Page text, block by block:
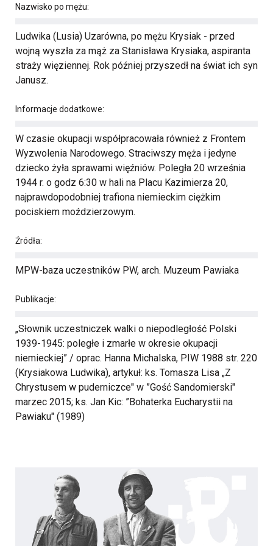
Nazwisko po mężu:
Ludwika (Lusia) Uzarówna, po mężu Krysiak - przed
wojną wyszła za mąż za Stanisława Krysiaka, aspiranta
straży więziennej. Rok później przyszedł na świat ich syn
Janusz.
Informacje dodatkowe:
W czasie okupacji współpracowała również z Frontem
Wyzwolenia Narodowego. Straciwszy męża i jedyne
dziecko żyła sprawami więźniów. Poległa 20 września
1944 r. o godz 6:30 w hali na Placu Kazimierza 20,
najprawdopodobniej trafiona niemieckim ciężkim
pociskiem moździerzowym.
Źródła:
MPW-baza uczestników PW, arch. Muzeum Pawiaka
Publikacje:
„Słownik uczestniczek walki o niepodległość Polski
1939-1945: poległe i zmarłe w okresie okupacji
niemieckiej” / oprac. Hanna Michalska, PIW 1988 str. 220
(Krysiakowa Ludwika), artykuł: ks. Tomasza Lisa „Z
Chrystusem w puderniczce" w ”Gość Sandomierski"
marzec 2015; ks. Jan Kic: ”Bohaterka Eucharystii na
Pawiaku" (1989)